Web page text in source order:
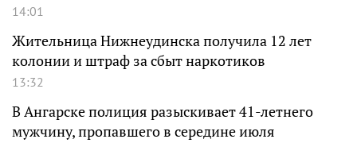
14:01
Жительница Нижнеудинска получила 12 лет
колонии и штраф за сбыт наркотиков
13:32
В Ангарске полиция разыскивает 41-летнего
мужчину, пропавшего в середине июля